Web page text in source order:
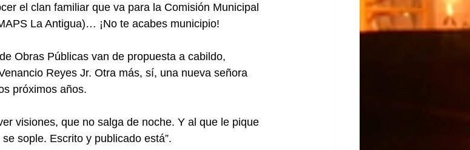
el clan familiar que va para la Comisión Municipal
La Antigua)… ¡No te acabes municipio!
Obras Públicas van de propuesta a cabildo,
Reyes Jr. Otra más, sí, una nueva señora
próximos años.
visiones, que no salga de noche. Y al que le pique
sople. Escrito y publicado está”.